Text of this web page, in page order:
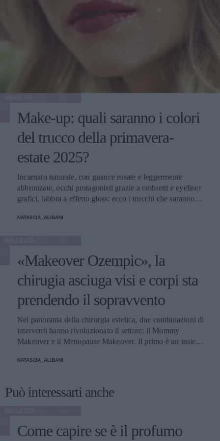
Make-up: quali saranno i colori
del trucco della primavera-
estate 2025?
Incarnato naturale, con guance rosate e leggermente
abbronzate, occhi protagonisti grazie a ombretti e eyeliner
grafici, labbra a effetto gloss: ecco i trucchi che saranno
NATASCIA_ALIBANI
«Makeover Ozempic», la
chirugia asciuga visi e corpi sta
prendendo il sopravvento
Nel panorama della chirurgia estetica, due combinazioni di
interventi hanno rivoluzionato il settore: il Mommy
Makeover e il Menopause Makeover. Il primo è un insieme
donne a recuperare la forma fisica e l'aspetto che avevano
soprattutto addome, seno e altre aree soggette a
a questi si aggiunge a questa élite una terza opzione
emergente che punta a ripristinare il volume e contrastare
NATASCIA_ALIBANI
Può interessarti anche
Come capire se è il profumo